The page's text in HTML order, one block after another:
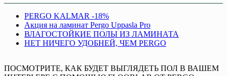
PERGO KALMAR -18%
Акция на ламинат Pergo Uppasla Pro
ВЛАГОСТОЙКИЕ ПОЛЫ ИЗ ЛАМИНАТА
НЕТ НИЧЕГО УДОБНЕЙ, ЧЕМ PERGO
ПОСМОТРИТЕ, КАК БУДЕТ ВЫГЛЯДЕТЬ ПОЛ В ВАШЕМ